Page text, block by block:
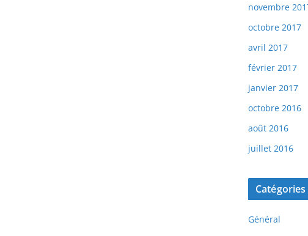
novembre
octobre 2017
avril 2017
février 2017
janvier 2017
octobre 2016
août 2016
juillet 2016
Catégories
Général